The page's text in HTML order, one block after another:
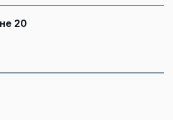
20